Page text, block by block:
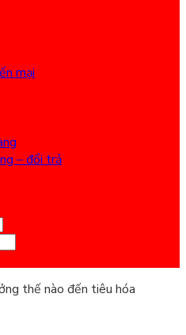
mại
– đổi trả
thế nào đến tiêu hóa